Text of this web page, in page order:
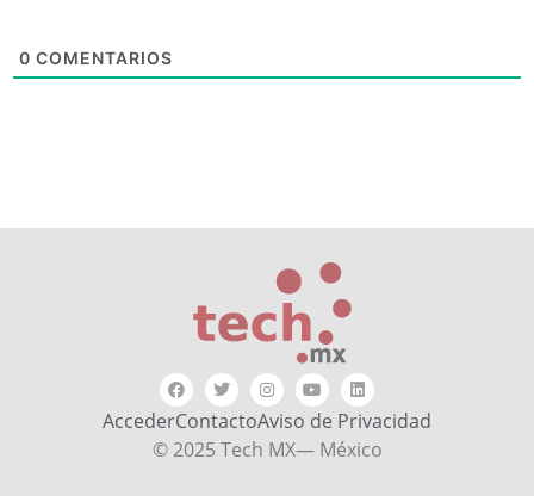
0 COMENTARIOS
AccederContactoAviso de Privacidad
© 2025 Tech MX— México